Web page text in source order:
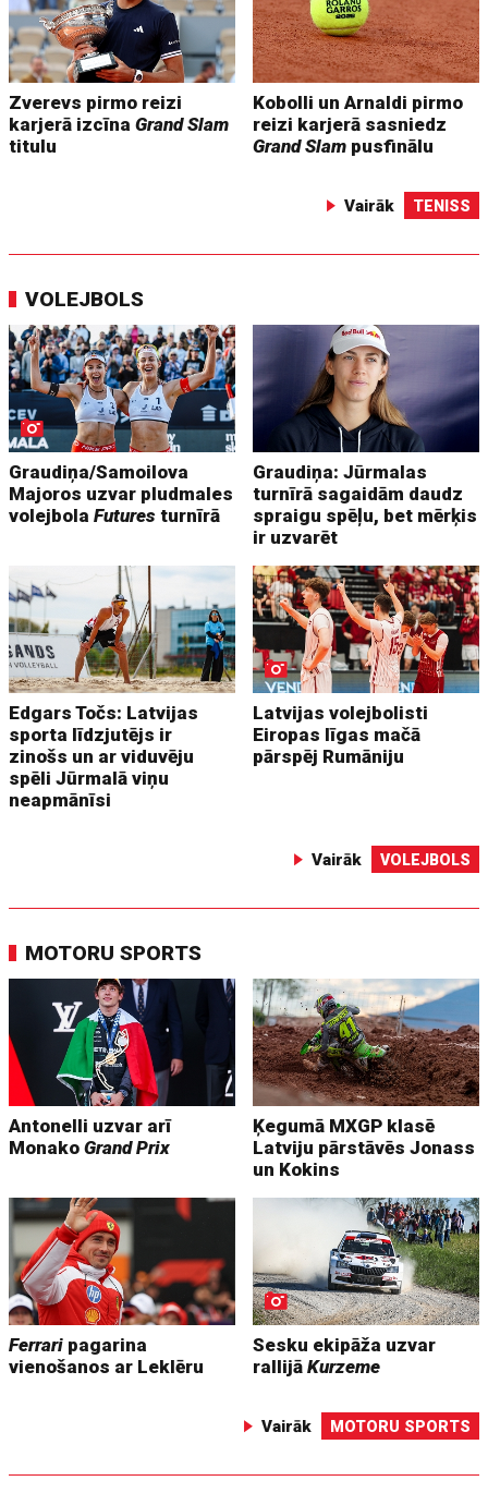
Zverevs pirmo reizi
karjerā izcīnaGrand Slam
titulu
Kobolli un Arnaldi pirmo
reizi karjerā sasniedz
Grand Slam pusfinālu
Vairāk TENISS
VOLEJBOLS
Graudiņa/Samoilova
Majoros uzvar pludmales
volejbolaFutures turnīrā
Graudiņa: Jūrmalas
turnīrā sagaidām daudz
spraigu spēļu, bet mērķis
ir uzvarēt
Edgars Točs: Latvijas
sporta līdzjutējs ir
zinošs un ar viduvēju
spēli Jūrmalā viņu
neapmānīsi
Latvijas volejbolisti
Eiropas līgas mačā
pārspēj Rumāniju
Vairāk VOLEJBOLS
MOTORU SPORTS
Antonelli uzvar arī
MonakoGrand Prix
Ķegumā MXGP klasē
Latviju pārstāvēs Jonass
un Kokins
Ferrari pagarina
vienošanos ar Leklēru
Sesku ekipāža uzvar
rallijāKurzeme
Vairāk MOTORU SPORTS